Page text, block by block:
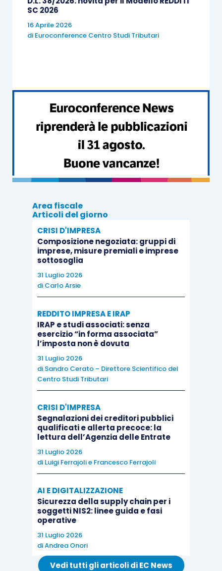
SC 2026
16 Aprile 2026
di Euroconference Centro Studi Tributari
Area fiscale
Articoli del giorno
CRISI D'IMPRESA
Composizione negoziata: gruppi di
imprese, misure premiali e imprese
sottosoglia
31 Luglio 2026
di Carlo Arsie
REDDITO IMPRESA E IRAP
IRAP e studi associati: senza
esercizio “in forma associata”
l’imposta non è dovuta
31 Luglio 2026
di Sandro Cerato – Direttore Scientifico del
Centro Studi Tributari
CRISI D'IMPRESA
Segnalazioni dei creditori pubblici
qualificati e allerta precoce: la
lettura dell’Agenzia delle Entrate
31 Luglio 2026
di Luigi Ferrajolie Francesco Ferrajoli
AI E DIGITALIZZAZIONE
Sicurezza della supply chain per i
soggetti NIS2: linee guida e fasi
operative
31 Luglio 2026
diAndrea Onori
Vedi tutti gli articoli di EC News